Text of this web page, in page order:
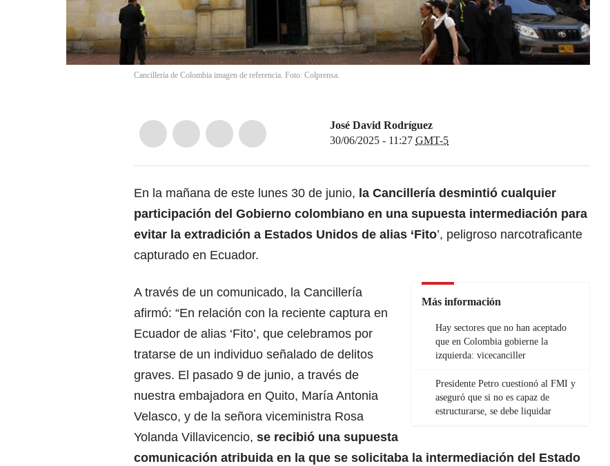
Cancillería de Colombia imagen de referencia. Foto: Colprensa.
José David Rodríguez
30/06/2025 - 11:27 GMT-5
En la mañana de este lunes 30 de junio, la Cancillería desmintió cualquier
participación del Gobierno colombiano en una supuesta intermediación para
evitar la extradición a Estados Unidos de alias ‘Fito’, peligroso narcotraficante
capturado en Ecuador.
Más información
Hay sectores que no han aceptado
que en Colombia gobierne la
izquierda: vicecanciller
Presidente Petro cuestionó al FMI y
aseguró que si no es capaz de
estructurarse, se debe liquidar
A través de un comunicado, la Cancillería
afirmó: “En relación con la reciente captura en
Ecuador de alias ‘Fito’, que celebramos por
tratarse de un individuo señalado de delitos
graves. El pasado 9 de junio, a través de
nuestra embajadora en Quito, María Antonia
Velasco, y de la señora viceministra Rosa
Yolanda Villavicencio, se recibió una supuesta
comunicación atribuida en la que se solicitaba la intermediación del Estado